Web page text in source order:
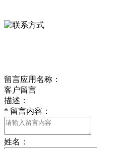
留言应用名称：
客户留言
描述：
* 留言内容：
姓名：